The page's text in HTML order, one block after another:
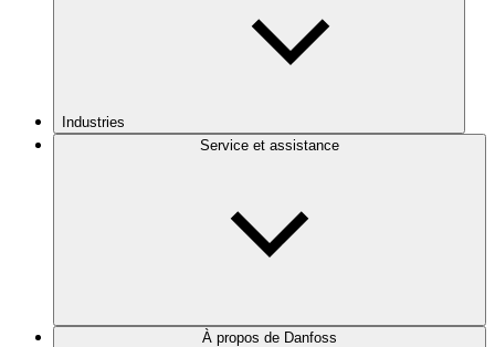
Industries
Service et assistance
À propos de Danfoss